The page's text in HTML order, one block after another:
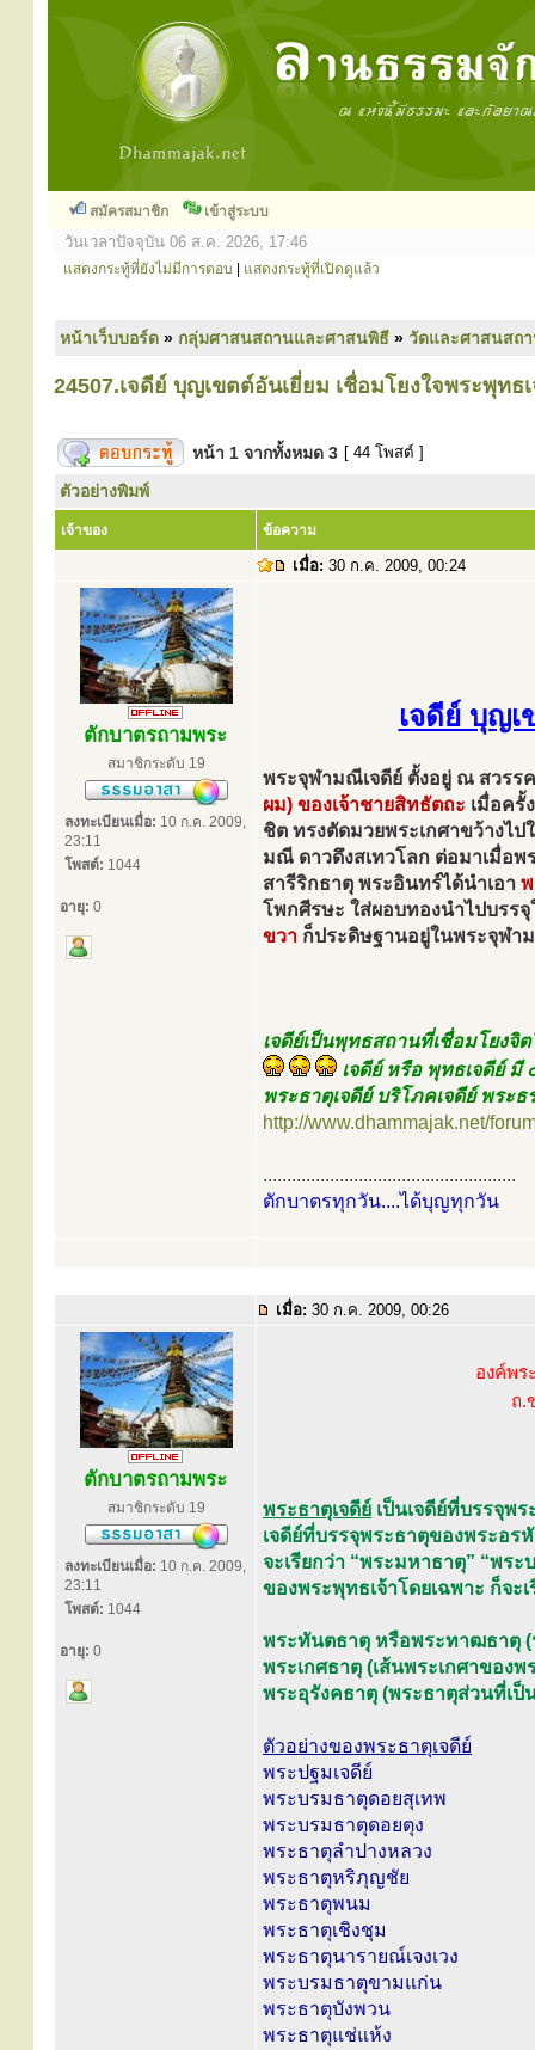
สมัครสมาชิก เข้าสู่ระบบ
วันเวลาปัจจุบัน 06 ส.ค. 2026, 17:46
แสดงกระทู้ที่ยังไม่มีการตอบ แสดงกระทู้ที่เปิดดูแล้ว
หน้าเว็บบอร์ด » กลุ่มศาสนสถานและศาสนพิธี » วัดและศาสนสถ
24507.เจดีย์ บุญเขตต์อันเยี่ยม เชื่อมโยงใจพระพุทธ
หน้า 1 จากทั้งหมด 3 [ 44 โพสต์ ]
ตัวอย่างพิมพ์
เจ้าของ ข้อความ
เมื่อ: 30 ก.ค. 2009, 00:24
ตักบาตรถามพระ
สมาชิกระดับ 19
ลงทะเบียนเมื่อ: 10 ก.ค. 2009,
23:11
โพสต์: 1044
อายุ: 0
เจดีย์ บุญเ
พระจุฬามณีเจดีย์ ตั้งอยู่ ณ สวรร
ผม) ของเจ้าชายสิทธัตถะ เมื่อครั้
ชิต ทรงตัดมวยพระเกศาขว้างไ
มณี ดาวดึงสเทวโลก ต่อมาเมื่อ
สารีริกธาตุ พระอินทร์ได้นำเอา
โพกศีรษะ ใส่ผอบทองนำไปบร
ขวา ก็ประดิษฐานอยู่ในพระจุฬา
เจดีย์เป็นพุทธสถานที่เชื่อมโยงจิ
เจดีย์ หรือ พุทธเจดีย์ มี
พระธาตุเจดีย์ บริโภคเจดีย์ พระธ
http://www.dhammajak.net/
.....................................................
ตักบาตรทุกวัน....ได้บุญทุกวัน
เมื่อ: 30 ก.ค. 2009, 00:26
ตักบาตรถามพระ
สมาชิกระดับ 19
ลงทะเบียนเมื่อ: 10 ก.ค. 2009,
23:11
โพสต์: 1044
อายุ: 0
องค์พร
ถ.
พระธาตุเจดีย์ เป็นเจดีย์ที่บรรจุพ
เจดีย์ที่บรรจุพระธาตุของพระอร
จะเรียกว่า “พระมหาธาตุ” “พร
ของพระพุทธเจ้าโดยเฉพาะ ก็จะ
พระทันตธาตุ หรือพระทาฒธาตุ (
พระเกศธาตุ (เส้นพระเกศาของพ
พระอุรังคธาตุ (พระธาตุส่วนที่เ
ตัวอย่างของพระธาตุเจดีย์
พระปฐมเจดีย์
พระบรมธาตุดอยสุเทพ
พระบรมธาตุดอยตุง
พระธาตุลำปางหลวง
พระธาตุหริภุญชัย
พระธาตุพนม
พระธาตุเชิงชุม
พระธาตุนารายณ์เจงเวง
พระบรมธาตุขามแก่น
พระธาตุบังพวน
พระธาตุแช่แห้ง